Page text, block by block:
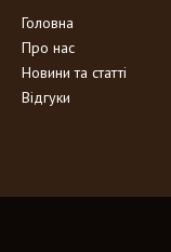
Головна
Про нас
Новини та статті
Відгуки